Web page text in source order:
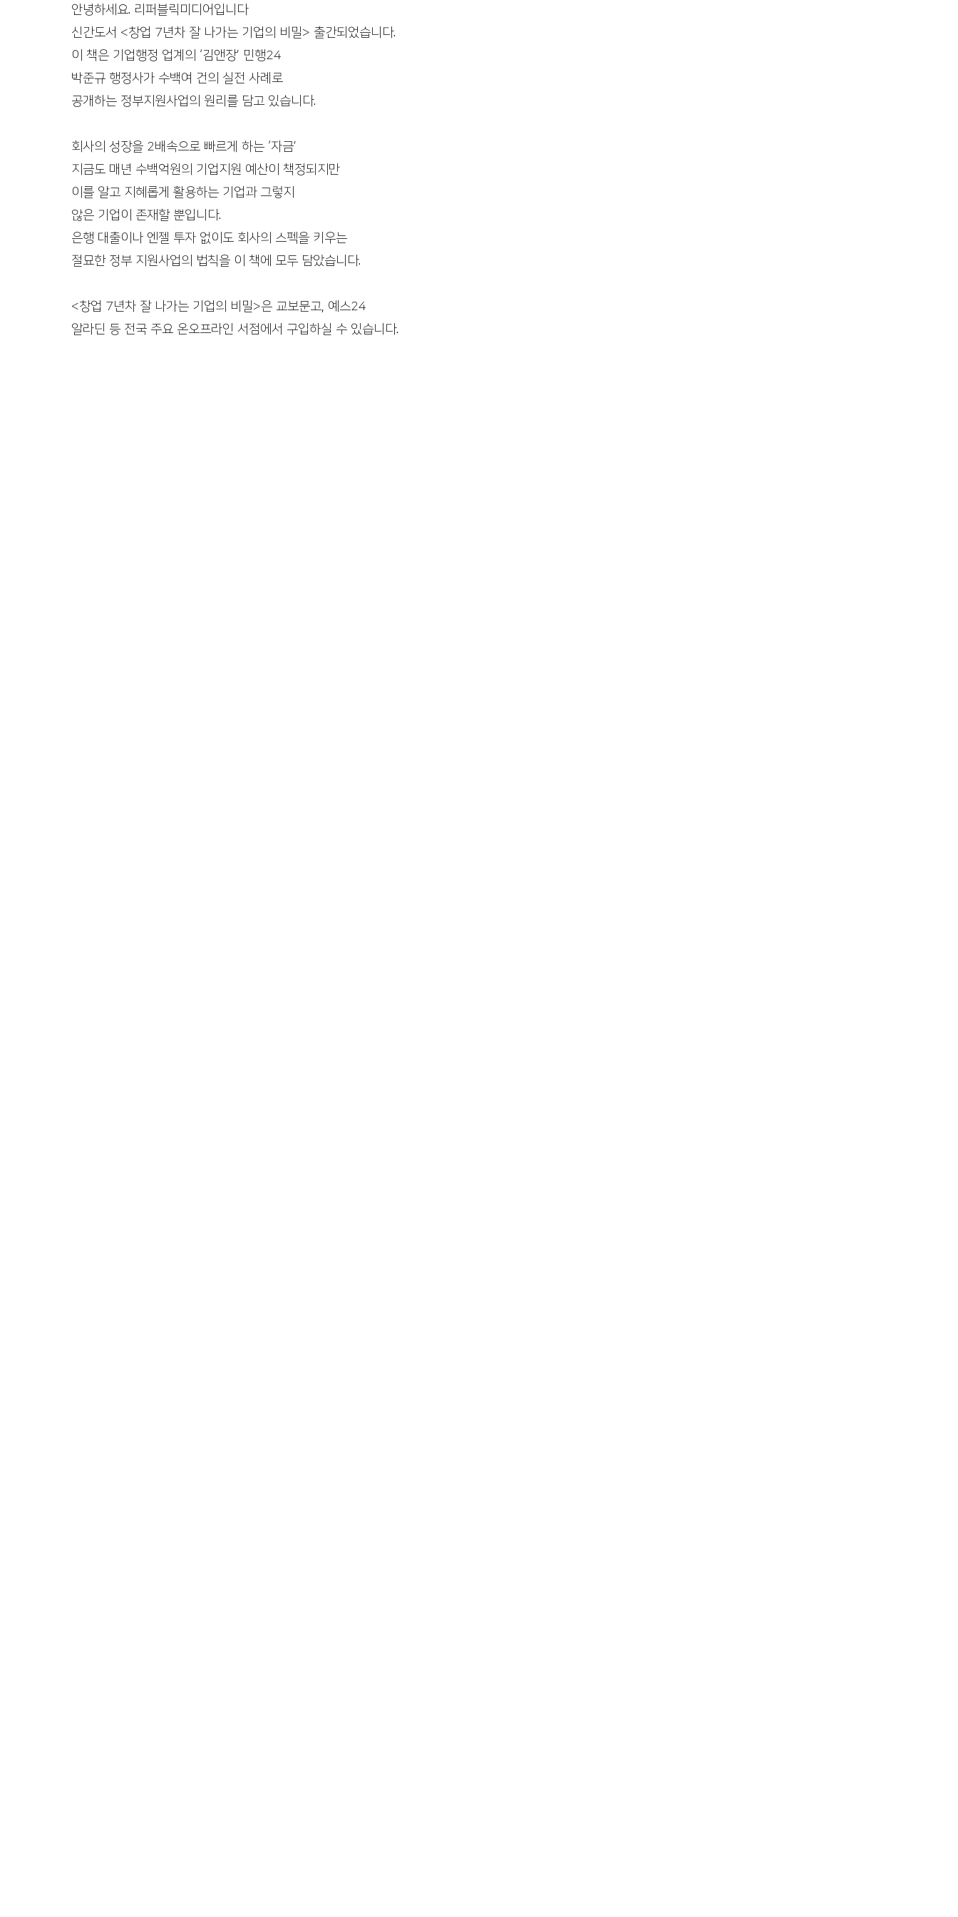
출판 퍼스널브랜딩 정치인 자서전
수출바우처, 영문카탈로그 여성기업 사례집제작
안녕하세요. 리퍼블릭미디어입니다
신간도서 <창업 7년차 잘 나가는 기업의 비밀> 출간되었습니다.
이 책은 기업행정 업계의 ‘김앤장’ 민행24
박준규 행정사가 수백여 건의 실전 사례로
공개하는 정부지원사업의 원리를 담고 있습니다.
회사의 성장을 2배속으로 빠르게 하는 ‘자금’
지금도 매년 수백억원의 기업지원 예산이 책정되지만
이를 알고 지혜롭게 활용하는 기업과 그렇지
않은 기업이 존재할 뿐입니다.
은행 대출이나 엔젤 투자 없이도 회사의 스펙을 키우는
절묘한 정부 지원사업의 법칙을 이 책에 모두 담았습니다.
<창업 7년차 잘 나가는 기업의 비밀>은 교보문고, 예스24
알라딘 등 전국 주요 온오프라인 서점에서 구입하실 수 있습니다.